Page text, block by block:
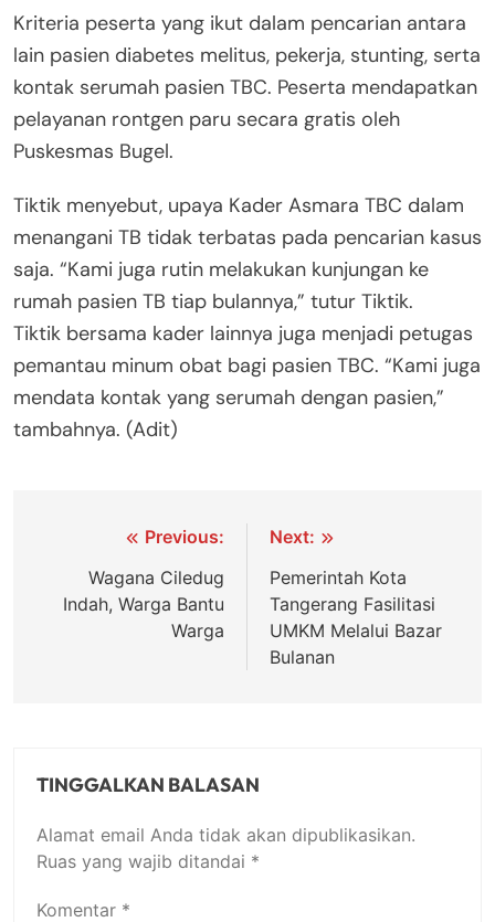
Kriteria peserta yang ikut dalam pencarian antara
lain pasien diabetes melitus, pekerja, stunting, serta
kontak serumah pasien TBC. Peserta mendapatkan
pelayanan rontgen paru secara gratis oleh
Puskesmas Bugel.
Tiktik menyebut, upaya Kader Asmara TBC dalam
menangani TB tidak terbatas pada pencarian kasus
saja. “Kami juga rutin melakukan kunjungan ke
rumah pasien TB tiap bulannya,” tutur Tiktik.
Tiktik bersama kader lainnya juga menjadi petugas
pemantau minum obat bagi pasien TBC. “Kami juga
mendata kontak yang serumah dengan pasien,”
tambahnya. (Adit)
Navigasi Previous:
Wagana Ciledug
Indah, Warga Bantu
Warga
Next:
Pemerintah Kota
Tangerang Fasilitasi
UMKM Melalui Bazar
Bulanan
TINGGALKAN BALASAN
Alamat email Anda tidak akan dipublikasikan.
Ruas yang wajib ditandai *
Komentar *